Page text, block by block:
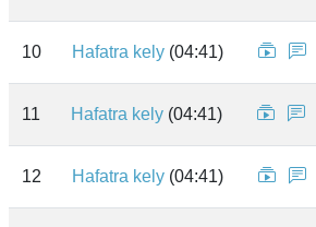
10 Hafatra kely (04:41)
11 Hafatra kely (04:41)
12 Hafatra kely (04:41)